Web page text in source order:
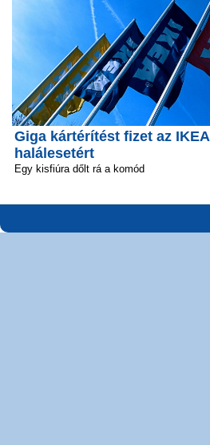
Giga kártérítést fizet az IKEA
halálesetért
Egy kisfiúra dőlt rá a komód